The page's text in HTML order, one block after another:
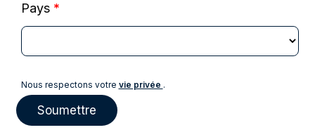
Pays *
Nous respectons votre vie privée .